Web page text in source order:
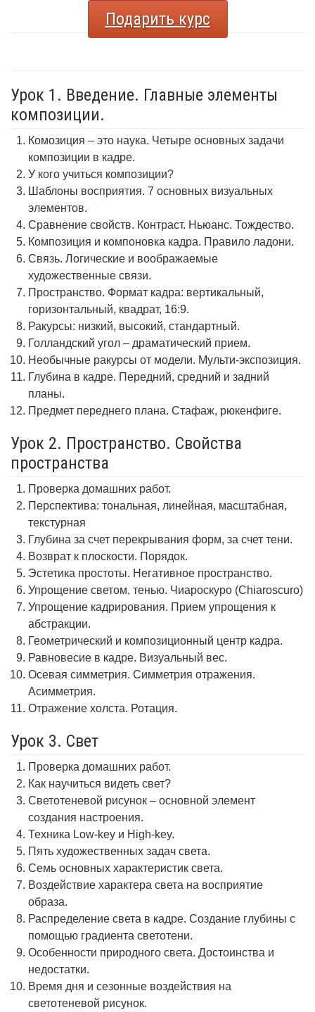
Подарить курс
Урок 1. Введение. Главные элементы
композиции.
Комозиция – это наука. Четыре основных задачи
композиции в кадре.
У кого учиться композиции?
Шаблоны восприятия. 7 основных визуальных
элементов.
Сравнение свойств. Контраст. Ньюанс. Тождество.
Композиция и компоновка кадра. Правило ладони.
Связь. Логические и воображаемые
художественные связи.
Пространство. Формат кадра: вертикальный,
горизонтальный, квадрат, 16:9.
Ракурсы: низкий, высокий, стандартный.
Голландский угол – драматический прием.
Необычные ракурсы от модели. Мульти-экспозиция.
Глубина в кадре. Передний, средний и задний
планы.
Предмет переднего плана. Стафаж, рюкенфиге.
Урок 2. Пространство. Свойства
пространства
Проверка домашних работ.
Перспектива: тональная, линейная, масштабная,
текстурная
Глубина за счет перекрывания форм, за счет тени.
Возврат к плоскости. Порядок.
Эстетика простоты. Негативное пространство.
Упрощение светом, тенью. Чиароскуро (Chiaroscuro)
Упрощение кадрирования. Прием упрощения к
абстракции.
Геометрический и композиционный центр кадра.
Равновесие в кадре. Визуальный вес.
Осевая симметрия. Симметрия отражения.
Асимметрия.
Отражение холста. Ротация.
Урок 3. Свет
Проверка домашних работ.
Как научиться видеть свет?
Светотеневой рисунок – основной элемент
создания настроения.
Техника Low-key и High-key.
Пять художественных задач света.
Семь основных характеристик света.
Воздействие характера света на восприятие
образа.
Распределение света в кадре. Создание глубины с
помощью градиента светотени.
Особенности природного света. Достоинства и
недостатки.
Время дня и сезонные воздействия на
светотеневой рисунок.